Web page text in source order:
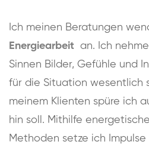
Ich meinen Beratungen
Energiearbeit an. Ich
Sinnen Bilder, Gefühle und
für die Situation wesentlich
meinem Klienten spüre ich
hin soll. Mithilfe
Methoden setze ich Impulse